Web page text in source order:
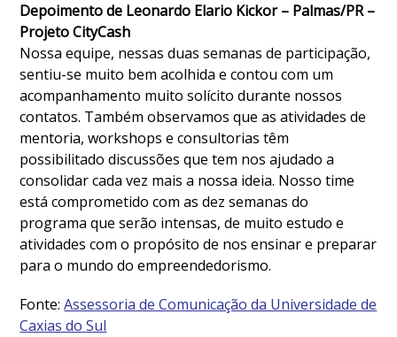
Depoimento de Leonardo Elario Kickor – Palmas/PR –
Projeto CityCash
Nossa equipe, nessas duas semanas de participação,
sentiu-se muito bem acolhida e contou com um
acompanhamento muito solícito durante nossos
contatos. Também observamos que as atividades de
mentoria, workshops e consultorias têm
possibilitado discussões que tem nos ajudado a
consolidar cada vez mais a nossa ideia. Nosso time
está comprometido com as dez semanas do
programa que serão intensas, de muito estudo e
atividades com o propósito de nos ensinar e preparar
para o mundo do empreendedorismo.
Fonte:Assessoria de Comunicação da Universidade de
Caxias do Sul